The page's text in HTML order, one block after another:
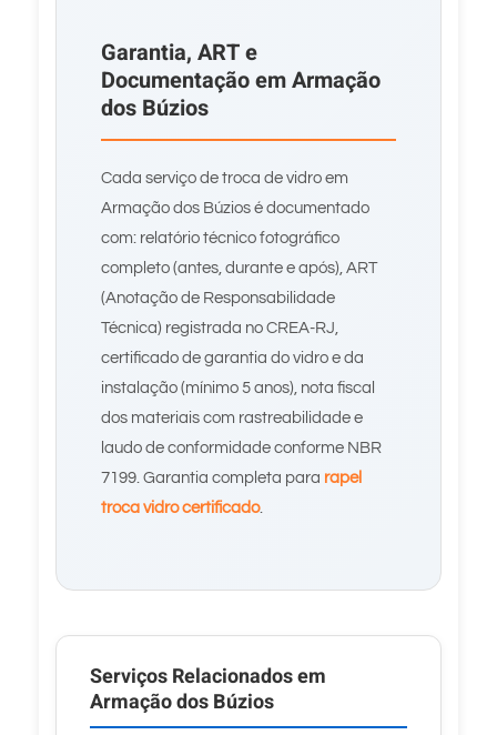
Garantia, ART e
Documentação em Armação
dos Búzios
Cada serviço de troca de vidro em
Armação dos Búzios é documentado
com: relatório técnico fotográfico
completo (antes, durante e após), ART
(Anotação de Responsabilidade
Técnica) registrada no CREA-RJ,
certificado de garantia do vidro e da
instalação (mínimo 5 anos), nota fiscal
dos materiais com rastreabilidade e
laudo de conformidade conforme NBR
7199. Garantia completa para rapel
troca vidro certificado.
Serviços Relacionados em
Armação dos Búzios